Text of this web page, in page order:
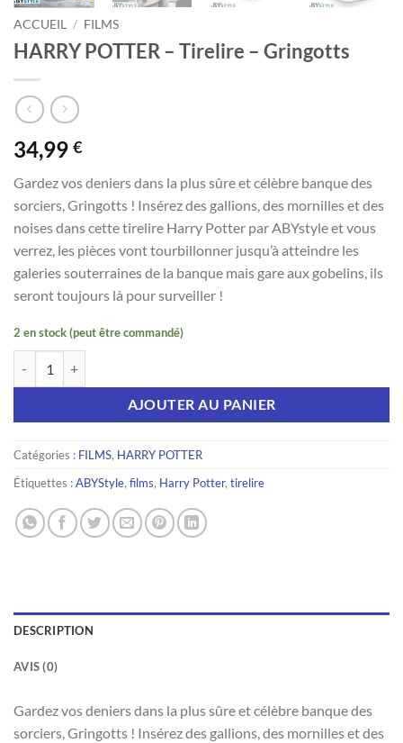
ACCUEIL / FILMS
HARRY POTTER – Tirelire – Gringotts
34,99 €
Gardez vos deniers dans la plus sûre et célèbre banque des
sorciers, Gringotts ! Insérez des gallions, des mornilles et des
noises dans cette tirelire Harry Potter par ABYstyle et vous
verrez, les pièces vont tourbillonner jusqu’à atteindre les
galeries souterraines de la banque mais gare aux gobelins, ils
seront toujours là pour surveiller !
2 en stock (peut être commandé)
AJOUTER AU PANIER
Catégories : FILMS, HARRY POTTER
Étiquettes :ABYStyle, films, Harry Potter, tirelire
DESCRIPTION
AVIS (0)
Gardez vos deniers dans la plus sûre et célèbre banque des
sorciers, Gringotts ! Insérez des gallions, des mornilles et des